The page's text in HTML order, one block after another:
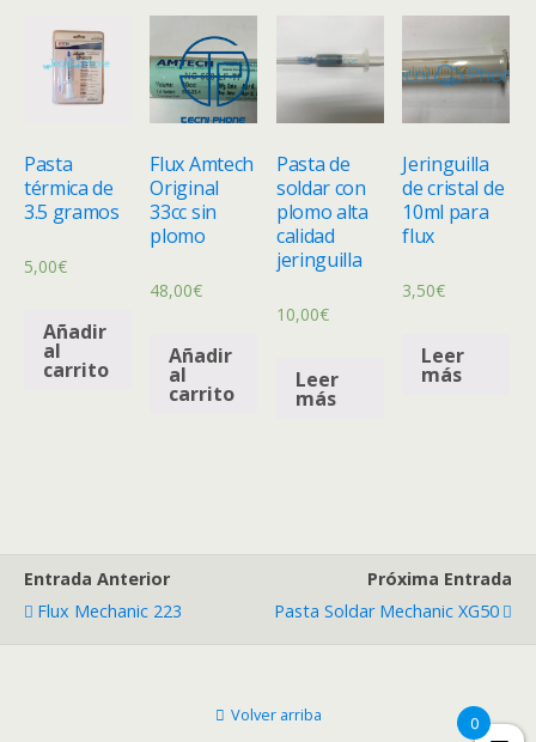
Pasta
térmica de
3.5 gramos
5,00€
Añadir
al
carrito
Flux Amtech
Original
33cc sin
plomo
48,00€
Añadir
al
carrito
Pasta de
soldar con
plomo alta
calidad
jeringuilla
10,00€
Leer
más
Jeringuilla
de cristal de
10ml para
flux
3,50€
Leer
más
Entrada Anterior
Flux Mechanic 223
Próxima Entrada
Pasta Soldar Mechanic XG50
0
Volver arriba